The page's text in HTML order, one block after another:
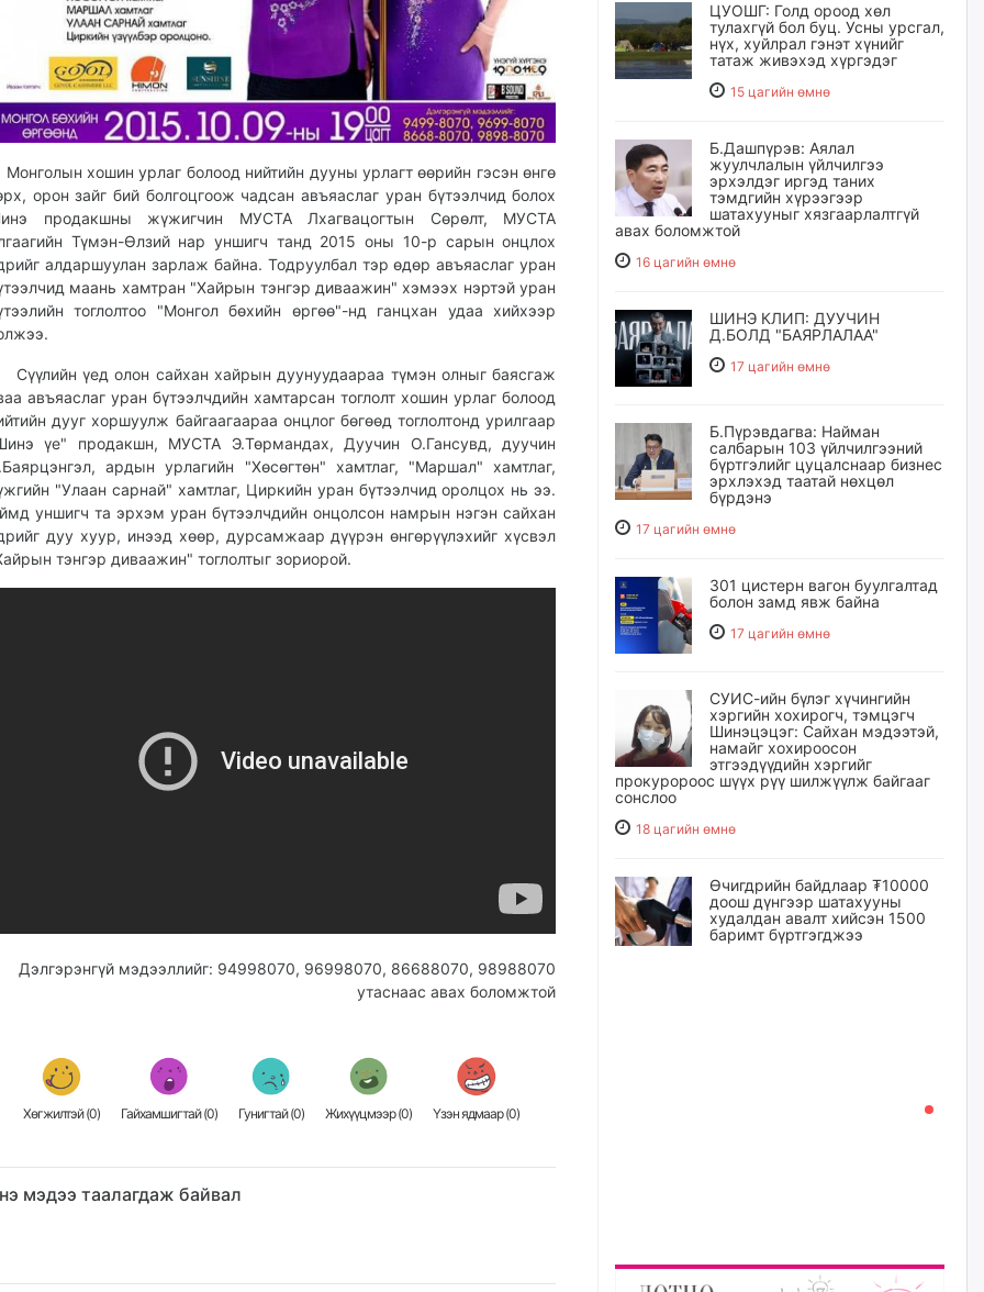
хошин урлаг болоод нийтийн дууны урлагт өөрийн гэсэн өнгө
орон зайг бий болгоцгоож чадсан авъяаслаг уран бүтээлчид болох
продакшны жүжигчин МУСТА Лхагвацогтын Сөрөлт, МУСТА
Түмэн-Өлзий нар уншигч танд 2015 оны 10-р сарын онцлох
алдаршуулан зарлаж байна. Тодруулбал тэр өдөр авъяаслаг уран
маань хамтран "Хайрын тэнгэр диваажин" хэмээх нэртэй уран
тоглолтоо "Монгол бөхийн өргөө"-нд ганцхан удаа хийхээр
үед олон сайхан хайрын дуунуудаараа түмэн олныг баясгаж
авъяаслаг уран бүтээлчдийн хамтарсан тоглолт хошин урлаг болоод
дууг хоршуулж байгаагаараа онцлог бөгөөд тоглолтонд урилгаар
үе" продакшн, МУСТА Э.Төрмандах, Дуучин О.Гансувд, дуучин
ардын урлагийн "Хөсөгтөн" хамтлаг, "Маршал" хамтлаг,
"Улаан сарнай" хамтлаг, Циркийн уран бүтээлчид оролцох нь ээ.
уншигч та эрхэм уран бүтээлчдийн онцолсон намрын нэгэн сайхан
дуу хуур, инээд хөөр, дурсамжаар дүүрэн өнгөрүүлэхийг хүсвэл
тэнгэр диваажин" тоглолтыг зориорой.
Дэлгэрэнгүй мэдээллийг: 94998070, 96998070, 86688070, 98988070
утаснаас авах боломжтой
Хөгжилтэй (0) Гайхамшигтай (0) Гунигтай (0) Жихүүцмээр (0) Үзэн ядмаар (0)
мэдээ таалагдаж байвал
ЦУОШГ: Голд ороод хөл
тулахгүй бол буц. Усны урсгал,
нүх, хуйлрал гэнэт хүнийг
татаж живэхэд хүргэдэг
15 цагийн өмнө
Б.Дашпүрэв: Аялал
жуулчлалын үйлчилгээ
эрхэлдэг иргэд таних
тэмдгийн хүрээгээр
шатахууныг хязгаарлалтгүй
авах боломжтой
16 цагийн өмнө
ШИНЭ КЛИП: ДУУЧИН
Д.БОЛД "БАЯРЛАЛАА"
17 цагийн өмнө
Б.Пүрэвдагва: Найман
салбарын 103 үйлчилгээний
бүртгэлийг цуцалснаар бизнес
эрхлэхэд таатай нөхцөл
бүрдэнэ
17 цагийн өмнө
301 цистерн вагон буулгалтад
болон замд явж байна
17 цагийн өмнө
СУИС-ийн бүлэг хүчингийн
хэргийн хохирогч, тэмцэгч
Шинэцэцэг: Сайхан мэдээтэй,
намайг хохироосон
этгээдүүдийн хэргийг
прокуророос шүүх рүү шилжүүлж байгааг
сонслоо
18 цагийн өмнө
Өчигдрийн байдлаар ₮10000
доош дүнгээр шатахууны
худалдан авалт хийсэн 1500
баримт бүртгэгджээ